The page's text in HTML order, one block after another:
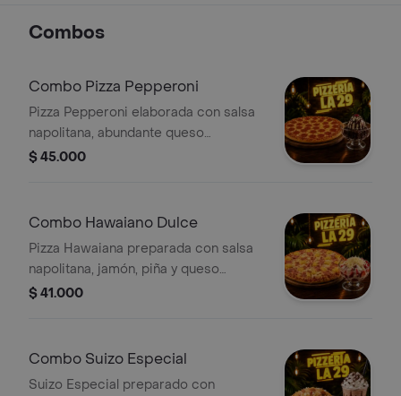
Combos
Combo Pizza Pepperoni
Pizza Pepperoni elaborada con salsa
napolitana, abundante queso
mozzarella y pepperoni. Incluye un
$ 45.000
Combo Hawaiano Dulce
Pizza Hawaiana preparada con salsa
napolitana, jamón, piña y queso
mozzarella. Incluye unas Fresas con
$ 41.000
Combo Suizo Especial
Suizo Especial preparado con